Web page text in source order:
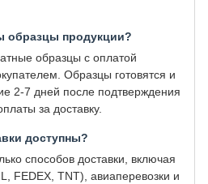
образцы продукции?
образцы с оплатой
Образцы готовятся и
2-7 дней после подтверждения
за доставку.
доступны?
способов доставки, включая
FEDEX, TNT), авиаперевозки и